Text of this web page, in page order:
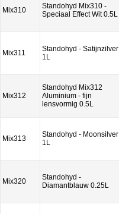
Mix310
Standohyd Mix310 -
Speciaal Effect Wit 0.5L
Mix311
Standohyd - Satijnzilver
1L
Mix312
Standohyd Mix312
Aluminium - fijn
lensvormig 0.5L
Mix313
Standohyd - Moonsilver
1L
Mix320
Standohyd -
Diamantblauw 0.25L